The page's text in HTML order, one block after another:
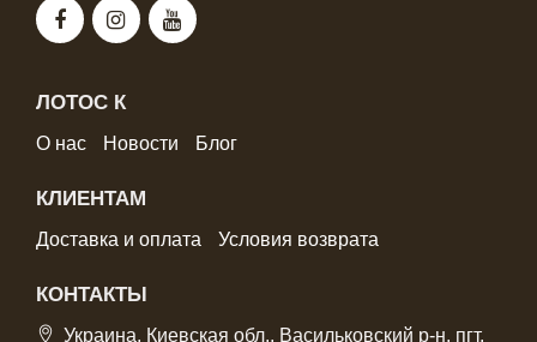
ЛОТОС К
О нас Новости Блог
КЛИЕНТАМ
Доставка и оплата Условия возврата
КОНТАКТЫ
Украина, Киевская обл., Васильковский р-н, пгт.